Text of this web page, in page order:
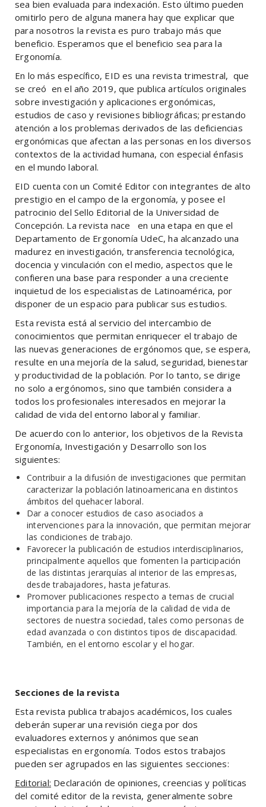
sea bien evaluada para indexación. Esto último pueden
omitirlo pero de alguna manera hay que explicar que
para nosotros la revista es puro trabajo más que
beneficio. Esperamos que el beneficio sea para la
Ergonomía.
En lo más específico, EID es una revista trimestral, que
se creó en el año 2019, que publica artículos originales
sobre investigación y aplicaciones ergonómicas,
estudios de caso y revisiones bibliográficas; prestando
atención a los problemas derivados de las deficiencias
ergonómicas que afectan a las personas en los diversos
contextos de la actividad humana, con especial énfasis
en el mundo laboral.
EID cuenta con un Comité Editor con integrantes de alto
prestigio en el campo de la ergonomía, y posee el
patrocinio del Sello Editorial de la Universidad de
Concepción. La revista nace en una etapa en que el
Departamento de Ergonomía UdeC, ha alcanzado una
madurez en investigación, transferencia tecnológica,
docencia y vinculación con el medio, aspectos que le
confieren una base para responder a una creciente
inquietud de los especialistas de Latinoamérica, por
disponer de un espacio para publicar sus estudios.
Esta revista está al servicio del intercambio de
conocimientos que permitan enriquecer el trabajo de
las nuevas generaciones de ergónomos que, se espera,
resulte en una mejoría de la salud, seguridad, bienestar
y productividad de la población. Por lo tanto, se dirige
no solo a ergónomos, sino que también considera a
todos los profesionales interesados en mejorar la
calidad de vida del entorno laboral y familiar.
De acuerdo con lo anterior, los objetivos de la Revista
Ergonomía, Investigación y Desarrollo son los
siguientes:
Contribuir a la difusión de investigaciones que permitan
caracterizar la población latinoamericana en distintos
ámbitos del quehacer laboral.
Dar a conocer estudios de caso asociados a
intervenciones para la innovación, que permitan mejorar
las condiciones de trabajo.
Favorecer la publicación de estudios interdisciplinarios,
principalmente aquellos que fomenten la participación
de las distintas jerarquías al interior de las empresas,
desde trabajadores, hasta jefaturas.
Promover publicaciones respecto a temas de crucial
importancia para la mejoría de la calidad de vida de
sectores de nuestra sociedad, tales como personas de
edad avanzada o con distintos tipos de discapacidad.
También, en el entorno escolar y el hogar.
Secciones de la revista
Esta revista publica trabajos académicos, los cuales
deberán superar una revisión ciega por dos
evaluadores externos y anónimos que sean
especialistas en ergonomía. Todos estos trabajos
pueden ser agrupados en las siguientes secciones:
Editorial: Declaración de opiniones, creencias y políticas
del comité editor de la revista, generalmente sobre